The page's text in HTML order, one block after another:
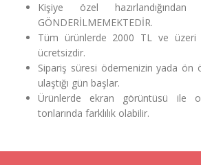
Kişiye özel hazırlandığından
GÖNDERİLMEMEKTEDİR.
Tüm ürünlerde 2000 TL ve üzeri
ücretsizdir.
Sipariş süresi ödemenizin yada ön
ulaştığı gün başlar.
Ürünlerde ekran görüntüsü ile
tonlarında farklılık olabilir.